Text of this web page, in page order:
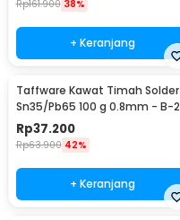
Rp161.900 38%
+ Keranjang
Taffware Kawat Timah Solder
Sn35/Pb65 100 g 0.8mm - B-2
Rp37.200
Rp63.900 42%
+ Keranjang